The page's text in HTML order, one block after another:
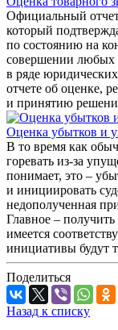
Официальный
который
по состоянию на
совершении любых
в ряде
отчете об оценке,
и принятию
Оценка убытков и
В то время как
горевать из-за
понимает, это –
и инициировать
недополученная
Главное –
имеется
инициативы будут
Поделиться
Назад к списку